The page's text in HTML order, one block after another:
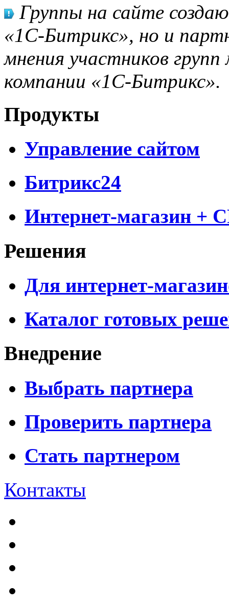
Группы на сайте
«1С-Битрикс», но и
мнения участников
компании «1С-Битрикс».
Продукты
Управление сайтом
Битрикс24
Интернет-магазин +
Решения
Для интернет-
Каталог готовых
Внедрение
Выбрать партнера
Проверить партнера
Стать партнером
Контакты